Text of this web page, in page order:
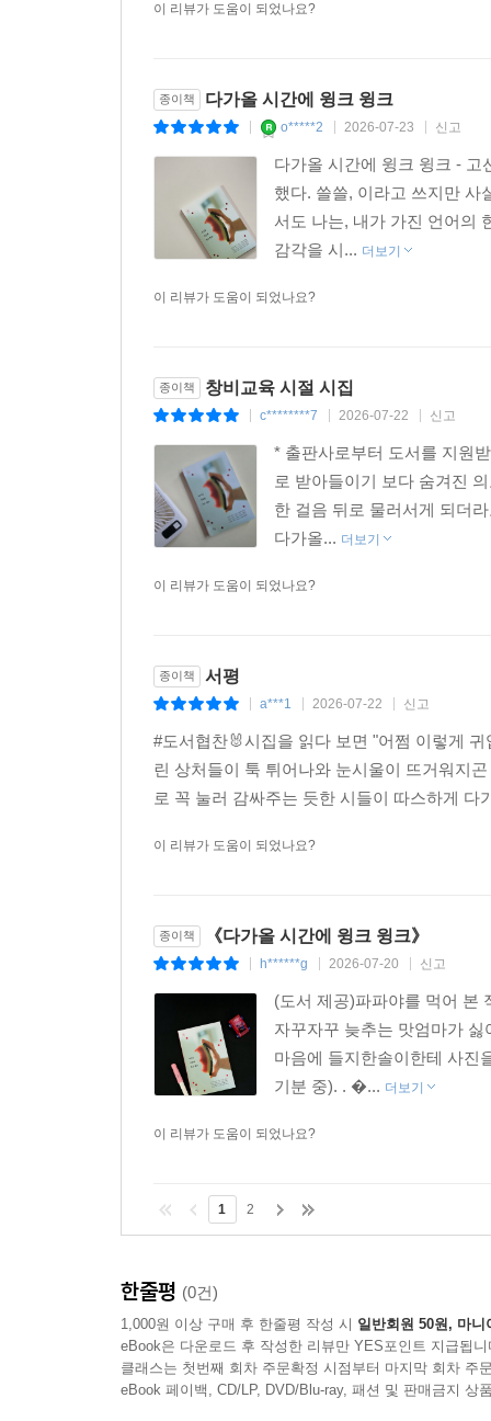
치치,
-주민현, 「돌을 쥔 마음」 부분(77~79쪽)
이 리뷰가 도움이 되었나요?
종이책 다가올 시간에 윙크 윙크
o*****2 2026-07-23 신고
다가올 시간에 윙크 윙크 -
했다. 쓸쓸, 이라고 쓰지만 사
서도 나는, 내가 가진 언어의
감각을 시... 더보기
이 리뷰가 도움이 되었나요?
종이책 창비교육 시절 시집
c********7 2026-07-22 신고
* 출판사로부터 도서를 지원
로 받아들이기 보다 숨겨진
한 걸음 뒤로 물러서게 되더
다가올... 더보기
이 리뷰가 도움이 되었나요?
종이책 서평
a***1 2026-07-22 신고
#도서협찬🐰시집을 읽다 보면 "어쩜 이렇게
린 상처들이 툭 튀어나와 눈시울이 뜨거워지
로 꼭 눌러 감싸주는 듯한 시들이 따스하게
이 리뷰가 도움이 되었나요?
종이책 《다가올 시간에 윙크 윙크》
h******g 2026-07-20 신고
(도서 제공)파파야를 먹어 본
자꾸자꾸 늦추는 맛엄마가
마음에 들지한솔이한테 사진
기분 중). . �... 더보기
이 리뷰가 도움이 되었나요?
1 2
한줄평 (0건)
1,000원 이상 구매 후 한줄평 작성 시 일반회원 50원, 마니
eBook은 다운로드 후 작성한 리뷰만 YES포인트 지급됩니
클래스는 첫번째 회차 주문확정 시점부터 마지막 회차 주
eBook 페이백, CD/LP, DVD/Blu-ray, 패션 및 판매금지 상